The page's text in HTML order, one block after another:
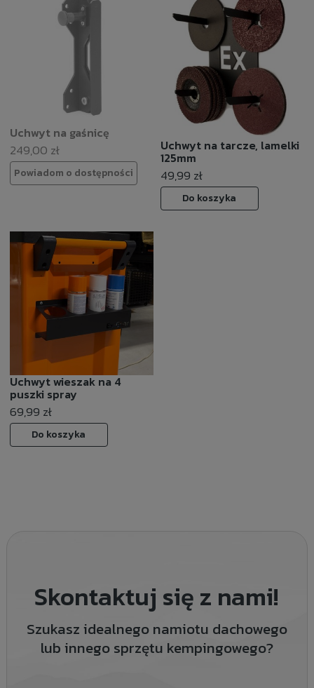
Uchwyt na gaśnicę
249,00 zł
Powiadom o dostępności
Uchwyt na tarcze, lamelki
125mm
49,99 zł
Do koszyka
Uchwyt wieszak na 4
puszki spray
69,99 zł
Do koszyka
Skontaktuj się z nami!
Szukasz idealnego namiotu dachowego
lub innego sprzętu kempingowego?